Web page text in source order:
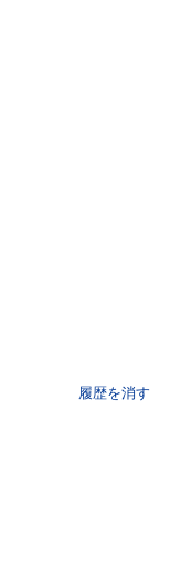
履歴を消す